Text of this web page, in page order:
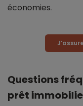
économies.
Questions
prêt